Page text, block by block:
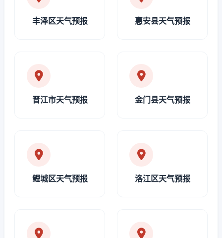
丰泽区天气预报 惠安县天气预报
晋江市天气预报 金门县天气预报
鲤城区天气预报 洛江区天气预报